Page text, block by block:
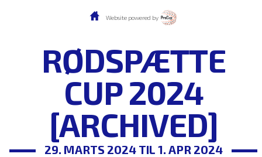
Website powered by
RØDSPÆTTE
CUP 2024
[ARCHIVED]
29. MARTS 2024 TIL 1. APR 2024